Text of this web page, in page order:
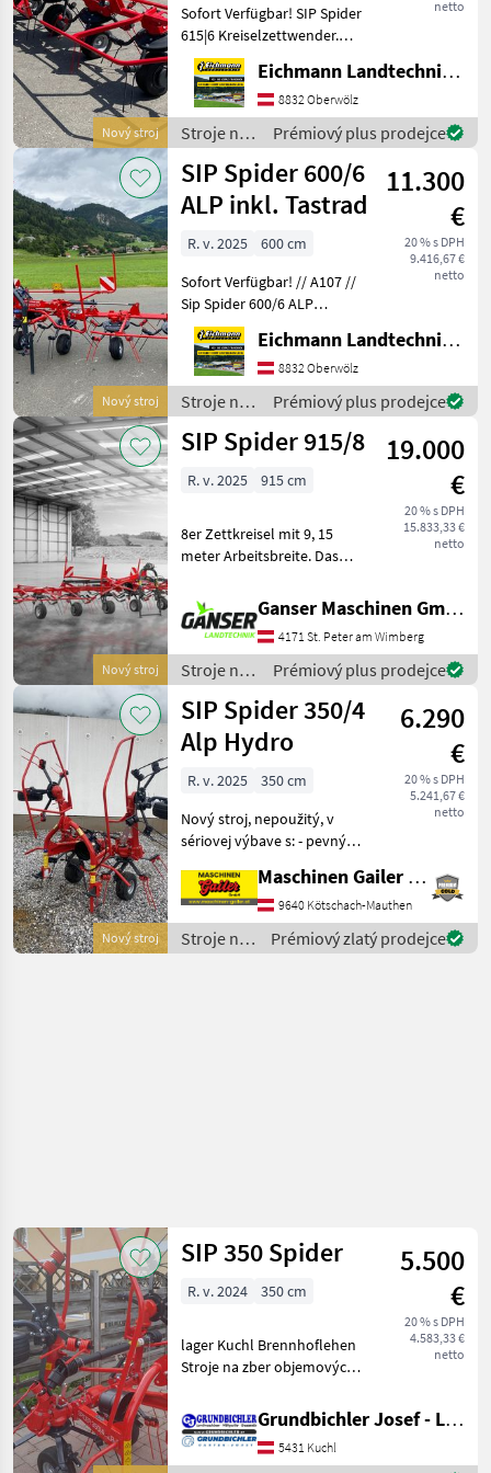
Nový stroj
netto
Sofort Verfügbar! SIP Spider
615|6 Kreiselzettwender.
Durch die Verstellung der
Arbeitshöhe und des
Streuwinkels bleibt das
Futter sauber und die
Arbeit geht lei
Eichmann Landtechnik GmbH
8832 Oberwölz
Stroje na
zber
objemových
krmív /
SIP
Prémiový plus prodejce
Nový stroj
SIP Spider 600/6
ALP inkl. Tastrad
11.300
€
20 % s DPH
9.416,67 €
netto
R. v. 2025
600 cm
Sofort Verfügbar! // A107 //
Sip Spider 600/6 ALP
Kreiselheuer mit Tastrad!
Ausstattung & Details: -
Inkl. Tastrad (Nicht auf
Bildern!) - Schwenkbare 3-
Punkt
Eichmann Landtechnik GmbH
8832 Oberwölz
Stroje na
zber
objemových
SIP
Prémiový plus prodejce
Nový stroj
SIP Spider 915/8
19.000
€
20 % s DPH
15.833,33 €
netto
R. v. 2025 915 cm
8er Zettkreisel mit 9, 15
meter Arbeitsbreite. Das
Kreisel zum Rangieren
funktioniert mit dem –
SMART LIFT System.
Hakenfederzinken
verbesser
Ganser Maschinen GmbH
4171 St. Peter am Wimberg
Stroje na
zber
objemových
krmív /
SIP
Prémiový plus prodejce
Nový stroj
SIP Spider 350/4
Alp Hydro
6.290
€
20 % s DPH
5.241,67 €
netto
R. v. 2025
350 cm
Nový stroj, nepoužitý, v
sériovej výbave s: - pevným
1/2 - hriadeľom s
preklzovou spojkou -
hydraulickým sklápaním - 4
rotujúce disky, každý s
Maschinen Gailer GmbH
9640 Kötschach-Mauthen
Stroje na
zber
Prémiový zlatý prodejce
SIP 350 Spider
5.500
€
20 % s DPH
4.583,33 €
netto
R. v. 2024 350 cm
lager Kuchl Brennhoflehen
Stroje na zber objemových
Grundbichler Josef - Landmaschinen
5431 Kuchl